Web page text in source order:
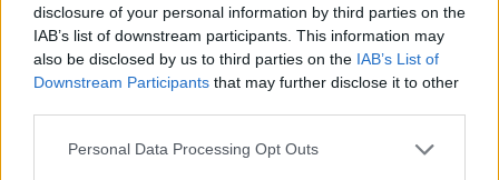
disclosure of your personal information by third parties on the
IAB’s list of downstream participants. This information may
also be disclosed by us to third parties on the IAB’s List of
Downstream Participants that may further disclose it to other
Please note that this website/app uses one or more Google
Personal Data Processing Opt Outs
σε νυχτερινό μαγαζί στο Σικάγο, την πατρίδα της,
και αργότερα εμφανίστηκε στην τηλεόραση.
Οι πρώτες εμφανίσεις της Νίκολς στο “Star Trek”
προηγήθηκαν της κωμικής κωμικής σειράς “Julia”